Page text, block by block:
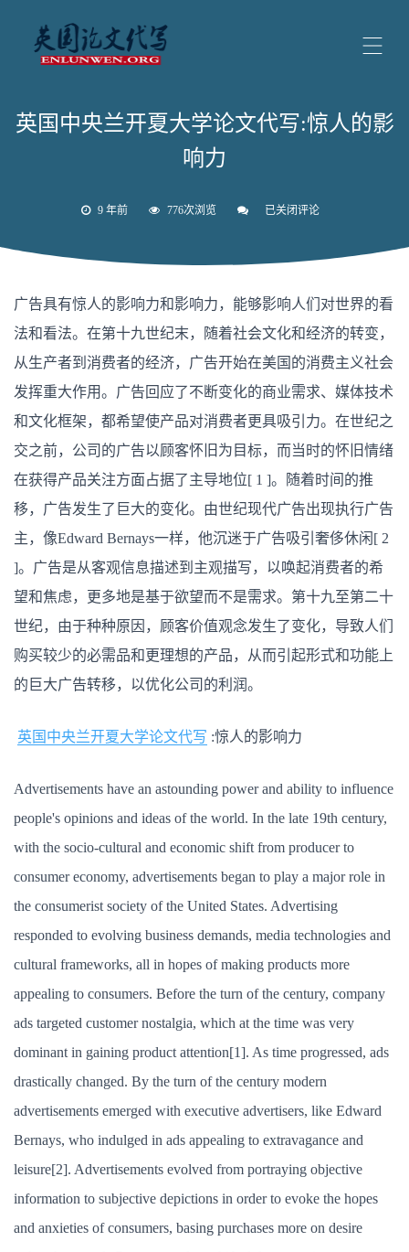
英国中央兰开夏大学论文代写:惊人的影
响力
9 年前 776次浏览
英
夏
学
文
代
写:
惊
人
的
影
力
已关闭评论
广告具有惊人的影响力和影响力，能够影响人们对世界的看
法和看法。在第十九世纪末，随着社会文化和经济的转变，
从生产者到消费者的经济，广告开始在美国的消费主义社会
发挥重大作用。广告回应了不断变化的商业需求、媒体技术
和文化框架，都希望使产品对消费者更具吸引力。在世纪之
交之前，公司的广告以顾客怀旧为目标，而当时的怀旧情绪
在获得产品关注方面占据了主导地位[ 1 ]。随着时间的推
移，广告发生了巨大的变化。由世纪现代广告出现执行广告
主，像Edward Bernays一样，他沉迷于广告吸引奢侈休闲[ 2
]。广告是从客观信息描述到主观描写，以唤起消费者的希
望和焦虑，更多地是基于欲望而不是需求。第十九至第二十
世纪，由于种种原因，顾客价值观念发生了变化，导致人们
购买较少的必需品和更理想的产品，从而引起形式和功能上
的巨大广告转移，以优化公司的利润。
英国中央兰开夏大学论文代写 :惊人的影响力
Advertisements have an astounding power and ability to influence
people's opinions and ideas of the world. In the late 19th century,
with the socio-cultural and economic shift from producer to
consumer economy, advertisements began to play a major role in
the consumerist society of the United States. Advertising
responded to evolving business demands, media technologies and
cultural frameworks, all in hopes of making products more
appealing to consumers. Before the turn of the century, company
ads targeted customer nostalgia, which at the time was very
dominant in gaining product attention[1]. As time progressed, ads
drastically changed. By the turn of the century modern
advertisements emerged with executive advertisers, like Edward
Bernays, who indulged in ads appealing to extravagance and
leisure[2]. Advertisements evolved from portraying objective
information to subjective depictions in order to evoke the hopes
and anxieties of consumers, basing purchases more on desire